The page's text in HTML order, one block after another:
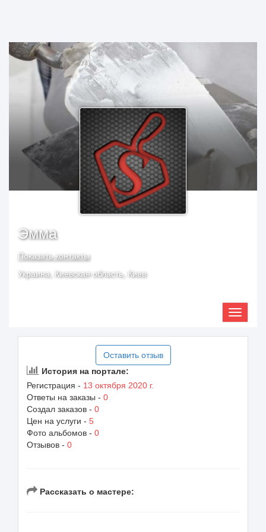
Эмма
Показать контакты
Украина, Киевская область, Киев
Оставить отзыв
История на портале:
Регистрация - 13 октября 2020 г.
Ответы на заказы - 0
Создал заказов - 0
Цен на услуги - 5
Фото альбомов - 0
Отзывов - 0
Рассказать о мастере: